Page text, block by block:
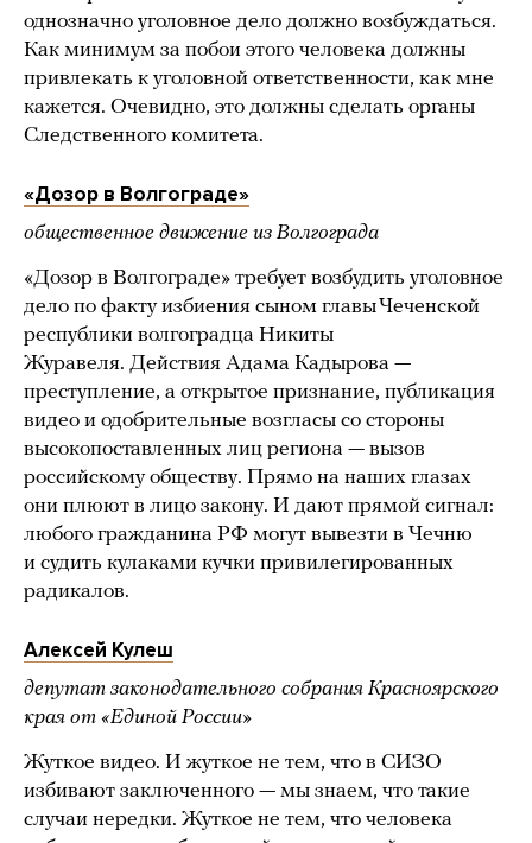
однозначно уголовное дело должно возбуждаться.
Как минимум за побои этого человека должны
привлекать к уголовной ответственности, как мне
кажется. Очевидно, это должны сделать органы
Следственного комитета.
«Дозор в Волгограде»
общественное движение из Волгограда
«Дозор в Волгограде» требует возбудить уголовное
дело по факту избиения сыном главы Чеченской
республики волгоградца Никиты
Журавеля. Действия Адама Кадырова —
преступление, а открытое признание, публикация
видео и одобрительные возгласы со стороны
высокопоставленных лиц региона — вызов
российскому обществу. Прямо на наших глазах
они плюют в лицо закону. И дают прямой сигнал:
любого гражданина РФ могут вывезти в Чечню
и судить кулаками кучки привилегированных
радикалов.
Алексей Кулеш
депутат законодательного собрания Красноярского
края от «Единой России»
Жуткое видео. И жуткое не тем, что в СИЗО
избивают заключенного — мы знаем, что такие
случаи нередки. Жуткое не тем, что человека